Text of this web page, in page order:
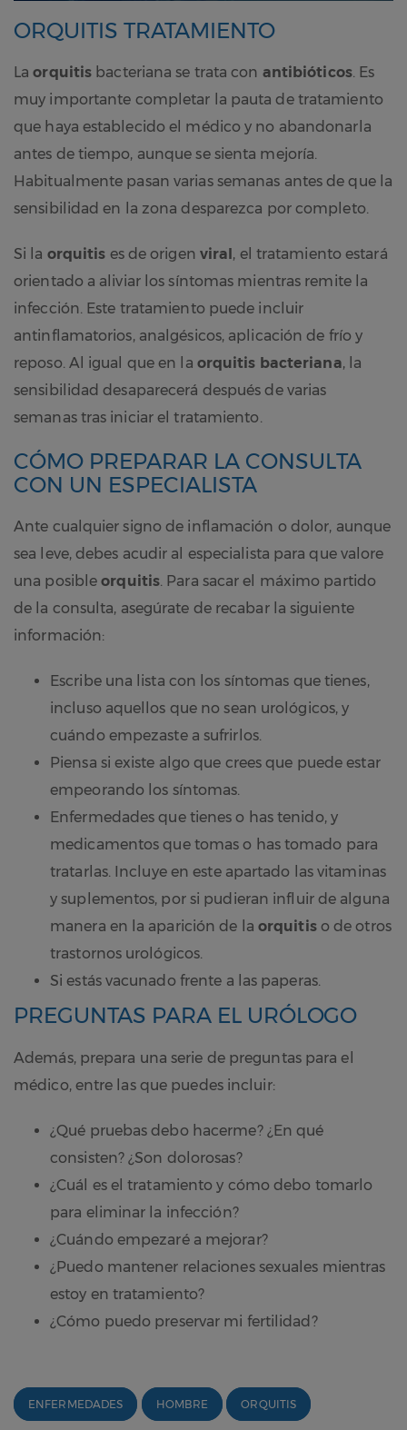
ORQUITIS TRATAMIENTO
Laorquitis bacteriana se trata con antibióticos. Es
muy importante completar la pauta de tratamiento
que haya establecido el médico y no abandonarla
antes de tiempo, aunque se sienta mejoría.
Habitualmente pasan varias semanas antes de que la
sensibilidad en la zona desparezca por completo.
Si la orquitis es de origen viral , el tratamiento estará
orientado a aliviar los síntomas mientras remite la
infección. Este tratamiento puede incluir
antinflamatorios, analgésicos, aplicación de frío y
reposo. Al igual que en la orquitis bacteriana, la
sensibilidad desaparecerá después de varias
semanas tras iniciar el tratamiento.
CÓMO PREPARAR LA CONSULTA
CON UN ESPECIALISTA
Ante cualquier signo de inflamación o dolor, aunque
sea leve, debes acudir al especialista para que valore
una posibleorquitis. Para sacar el máximo partido
de la consulta, asegúrate de recabar la siguiente
información:
Escribe una lista con los síntomas que tienes,
incluso aquellos que no sean urológicos, y
cuándo empezaste a sufrirlos.
Piensa si existe algo que crees que puede estar
empeorando los síntomas.
Enfermedades que tienes o has tenido, y
medicamentos que tomas o has tomado para
tratarlas. Incluye en este apartado las vitaminas
y suplementos, por si pudieran influir de alguna
manera en la aparición de la orquitiso de otros
trastornos urológicos.
Si estás vacunado frente a las paperas.
PREGUNTAS PARA EL URÓLOGO
Además, prepara una serie de preguntas para el
médico, entre las que puedes incluir:
¿Qué pruebas debo hacerme? ¿En qué
consisten? ¿Son dolorosas?
¿Cuál es el tratamiento y cómo debo tomarlo
para eliminar la infección?
¿Cuándo empezaré a mejorar?
¿Puedo mantener relaciones sexuales mientras
estoy en tratamiento?
¿Cómo puedo preservar mi fertilidad?
ENFERMEDADES HOMBRE ORQUITIS